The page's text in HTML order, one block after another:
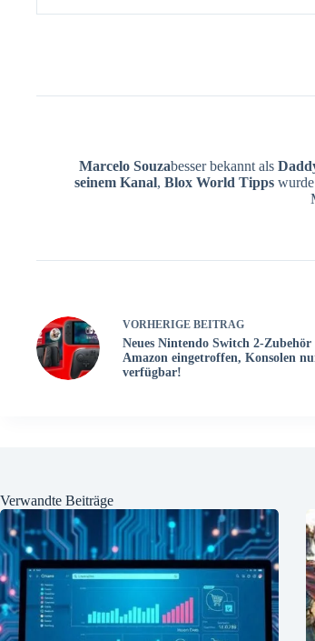
Marcelo Souzabesser bekannt als
seinem Kanal, Blox World Tipps
VORHERIGE BEITRAG
Neues Nintendo Switch 2-
Amazon eingetroffen, Konsolen
verfügbar!
Verwandte Beiträge